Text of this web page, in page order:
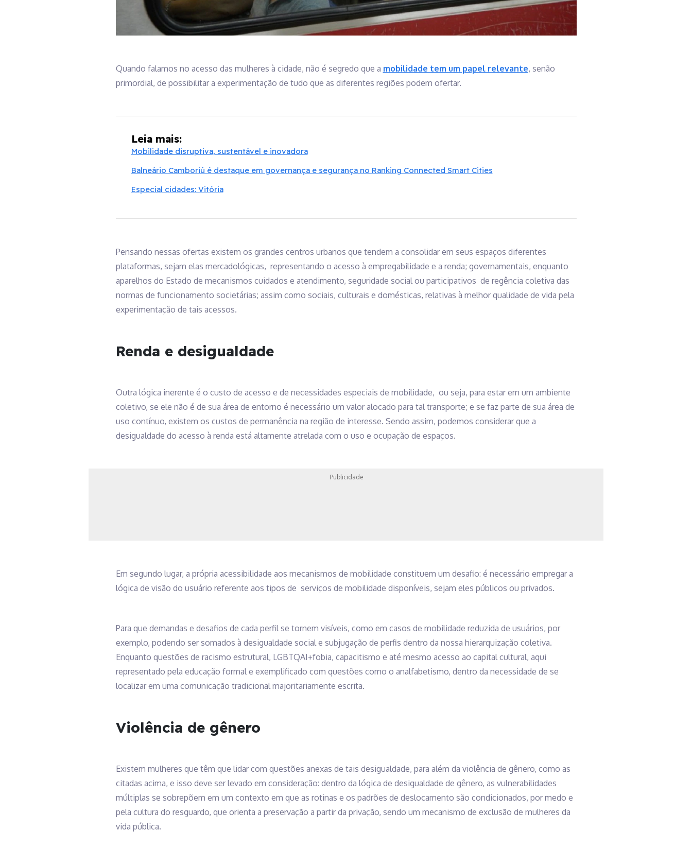
Quando falamos no acesso das mulheres à cidade, não é segredo que a mobilidade tem um papel relevante, senão
primordial, de possibilitar a experimentação de tudo que as diferentes regiões podem ofertar.
Leia mais:
Mobilidade disruptiva, sustentável e inovadora
Balneário Camboriú é destaque em governança e segurança no Ranking Connected Smart Cities
Especial cidades: Vitória
Pensando nessas ofertas existem os grandes centros urbanos que tendem a consolidar em seus espaços diferentes
plataformas, sejam elas mercadológicas, representando o acesso à empregabilidade e a renda; governamentais, enquanto
aparelhos do Estado de mecanismos cuidados e atendimento, seguridade social ou participativos de regência coletiva das
normas de funcionamento societárias; assim como sociais, culturais e domésticas, relativas à melhor qualidade de vida pela
experimentação de tais acessos.
Renda e desigualdade
Outra lógica inerente é o custo de acesso e de necessidades especiais de mobilidade, ou seja, para estar em um ambiente
coletivo, se ele não é de sua área de entorno é necessário um valor alocado para tal transporte; e se faz parte de sua área de
uso contínuo, existem os custos de permanência na região de interesse. Sendo assim, podemos considerar que a
desigualdade do acesso à renda está altamente atrelada com o uso e ocupação de espaços.
Publicidade
Em segundo lugar, a própria acessibilidade aos mecanismos de mobilidade constituem um desafio: é necessário empregar a
lógica de visão do usuário referente aos tipos de serviços de mobilidade disponíveis, sejam eles públicos ou privados.
Para que demandas e desafios de cada perfil se tornem visíveis, como em casos de mobilidade reduzida de usuários, por
exemplo, podendo ser somados à desigualdade social e subjugação de perfis dentro da nossa hierarquização coletiva.
Enquanto questões de racismo estrutural, LGBTQAI+fobia, capacitismo e até mesmo acesso ao capital cultural, aqui
representado pela educação formal e exemplificado com questões como o analfabetismo, dentro da necessidade de se
localizar em uma comunicação tradicional majoritariamente escrita.
Violência de gênero
Existem mulheres que têm que lidar com questões anexas de tais desigualdade, para além da violência de gênero, como as
citadas acima, e isso deve ser levado em consideração: dentro da lógica de desigualdade de gênero, as vulnerabilidades
múltiplas se sobrepõem em um contexto em que as rotinas e os padrões de deslocamento são condicionados, por medo e
pela cultura do resguardo, que orienta a preservação a partir da privação, sendo um mecanismo de exclusão de mulheres da
vida pública.